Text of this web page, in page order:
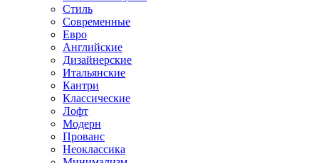
Стиль
Современные
Евро
Английские
Дизайнерские
Итальянские
Кантри
Классические
Лофт
Модерн
Прованс
Неоклассика